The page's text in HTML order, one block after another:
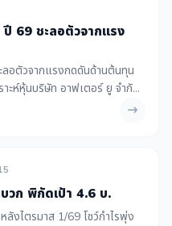
69 ชะลอตัวจากแรง
ลอตัวจากแรงกดดันด้านต้นทุน
ะห์หุ้นบริษัท อาฟเตอร์ ยู จำกัด
ทธิในไตรมาส 2/2569 อยู่ที่ 50
ก พิกัดเป้า 4.6 บ.
ไตรมาส 1/69 โชว์กำไรพุ่ง